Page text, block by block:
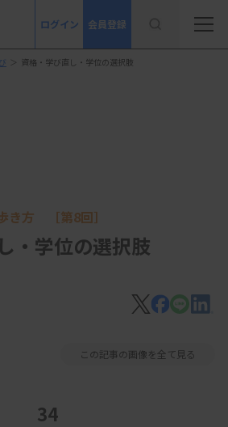
ログイン 会員登録
＞ 資格・学び直し・学位の選択肢
き方 ［第8回］
・学位の選択肢
この記事の画像を全て見る
34